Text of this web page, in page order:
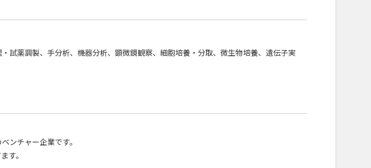
試薬調製、手分析、機器分析、顕微鏡観察、細胞培養・分取、微生物培養、遺伝子実
ンチャー企業です。
す。